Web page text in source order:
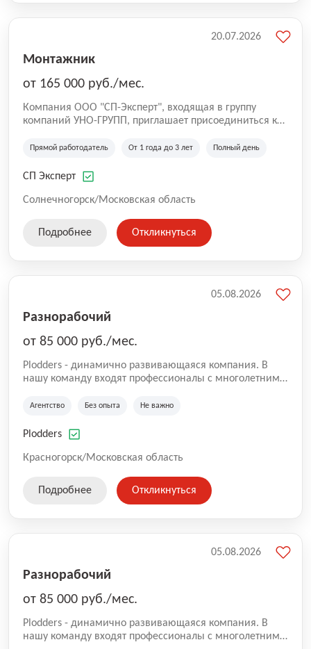
Монтажник
от 165 000 руб./мес.
Компания ООО "СП-Эксперт", входящая в группу
компаний УНО-ГРУПП, приглашает присоединиться к
работаем на рынке с 2005 года и оказываем комплекс
зданий из гибридных модульных блоков свободной
гибридно-модульного строительства.
Прямой работодатель От 1 года до 3 лет Полный день
СП Эксперт
Солнечногорск/Московская область
20.07.2026
Подробнее Откликнуться
Разнорабочий
от 85 000 руб./мес.
Plodders - динамично развивающаяся компания. В
нашу команду входят профессионалы с многолетним
на рынке аутсорсинга, а накопленный опыт позволяют
оказываемых услуг.
Агентство Без опыта Не важно
Plodders
Красногорск/Московская область
05.08.2026
Подробнее Откликнуться
Разнорабочий
от 85 000 руб./мес.
Plodders - динамично развивающаяся компания. В
нашу команду входят профессионалы с многолетним
05.08.2026